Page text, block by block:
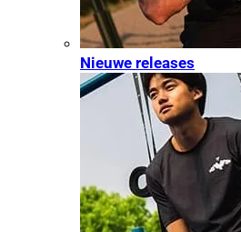
Nieuwe releases